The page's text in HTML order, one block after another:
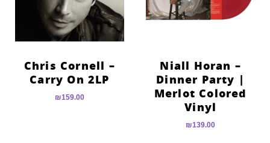
Niall Horan –
Dinner Party |
Merlot Colored
Vinyl
₪139.00
Chris Cornell –
Carry On 2LP
₪159.00